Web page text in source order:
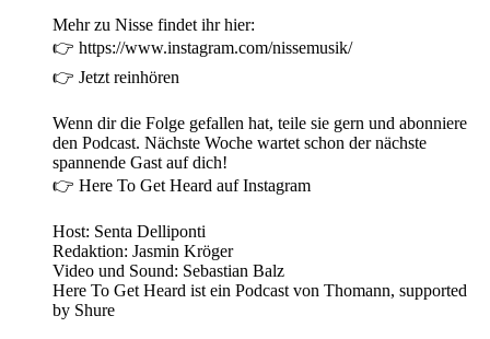
Mehr zu Nisse findet ihr hier:
👉 https://www.instagram.com/nissemusik/
👉 Jetzt reinhören
Wenn dir die Folge gefallen hat, teile sie gern und abonniere
den Podcast. Nächste Woche wartet schon der nächste
spannende Gast auf dich!
👉 Here To Get Heard auf Instagram
Host: Senta Delliponti
Redaktion: Jasmin Kröger
Video und Sound: Sebastian Balz
Here To Get Heard ist ein Podcast von Thomann, supported
by Shure